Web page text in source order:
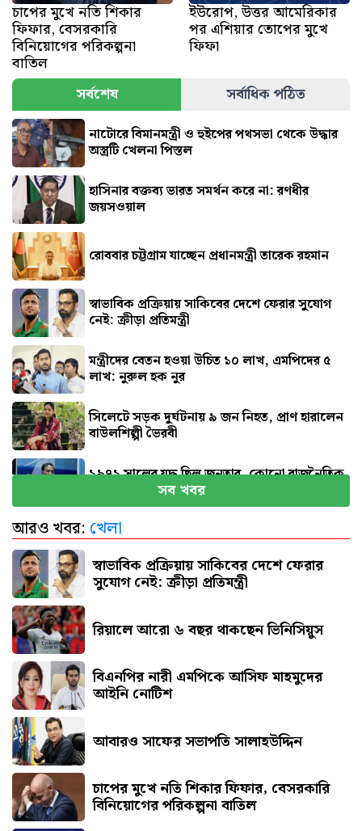
চাপের মুখে নতি শিকার
ফিফার, বেসরকারি
বিনিয়োগের পরিকল্পনা
বাতিল
ইউরোপ, উত্তর আমেরিকার
পর এশিয়ার তোপের মুখে
ফিফা
সর্বশেষ সর্বাধিক পঠিত
নাটোরে বিমানমন্ত্রী ও হুইপের পথসভা থেকে উদ্ধার
অস্ত্রটি খেলনা পিস্তল
হাসিনার বক্তব্য ভারত সমর্থন করে না: রণধীর
জয়সওয়াল
রোববার চট্টগ্রাম যাচ্ছেন প্রধানমন্ত্রী তারেক রহমান
স্বাভাবিক প্রক্রিয়ায় সাকিবের দেশে ফেরার সুযোগ
নেই: ক্রীড়া প্রতিমন্ত্রী
মন্ত্রীদের বেতন হওয়া উচিত ১০ লাখ, এমপিদের ৫
লাখ: নুরুল হক নুর
সিলেটে সড়ক দুর্ঘটনায় ৯ জন নিহত, প্রাণ হারালেন
বাউলশিল্পী ভৈরবী
১৯৭১ সালের যুদ্ধ ছিল জনতার, কোনো রাজনৈতিক
দলের নয় : ভারপ্রাপ্ত রাষ্ট্রপতি
রাষ্ট্রের গুরুত্বপূর্ণ ব্যক্তিদের নিয়ে অপপ্রচারের বিরুদ্ধে
সব খবর
আরও খবর: খেলা
স্বাভাবিক প্রক্রিয়ায় সাকিবের দেশে ফেরার
সুযোগ নেই: ক্রীড়া প্রতিমন্ত্রী
রিয়ালে আরো ৬ বছর থাকছেন ভিনিসিয়ুস
বিএনপির নারী এমপিকে আসিফ মাহমুদের
আইনি নোটিশ
আবারও সাফের সভাপতি সালাহউদ্দিন
চাপের মুখে নতি শিকার ফিফার, বেসরকারি
বিনিয়োগের পরিকল্পনা বাতিল